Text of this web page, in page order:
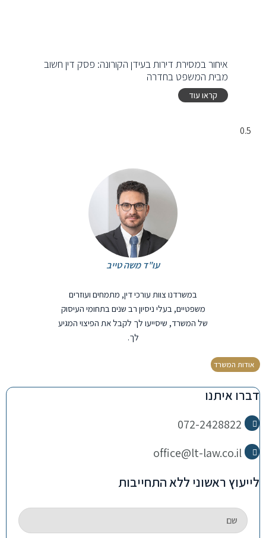
איחור במסירת דירות בעידן הקורונה: פסק דין חשוב
מבית המשפט בחדרה
קראו עוד
עו"ד משה טייב
במשרדנו צוות עורכי דין, מתמחים ועוזרים
משפטיים, בעלי ניסיון רב שנים בתחומי העיסוק
של המשרד, שיסייעו לך לקבל את הפיצוי המגיע
לך.
אודות המשרד
דברו איתנו
072-2428822
office@lt-law.co.il
לייעוץ ראשוני ללא התחייבות